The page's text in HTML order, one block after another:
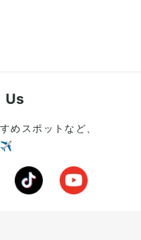
めスポットなど、
✈️